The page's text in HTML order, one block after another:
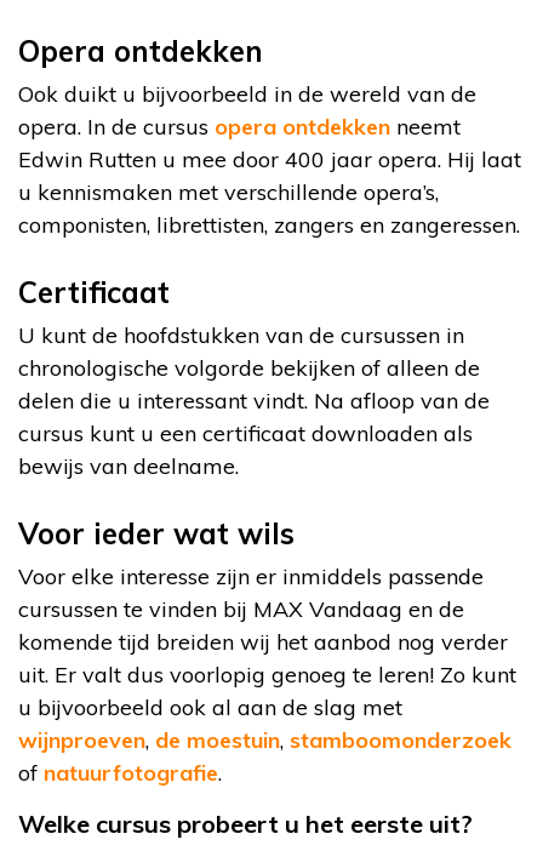
Opera ontdekken
Ook duikt u bijvoorbeeld in de wereld van de
opera. In de cursus opera ontdekken neemt
Edwin Rutten u mee door 400 jaar opera. Hij laat
u kennismaken met verschillende opera’s,
componisten, librettisten, zangers en zangeressen.
Certificaat
U kunt de hoofdstukken van de cursussen in
chronologische volgorde bekijken of alleen de
delen die u interessant vindt. Na afloop van de
cursus kunt u een certificaat downloaden als
bewijs van deelname.
Voor ieder wat wils
Voor elke interesse zijn er inmiddels passende
cursussen te vinden bij MAX Vandaag en de
komende tijd breiden wij het aanbod nog verder
uit. Er valt dus voorlopig genoeg te leren! Zo kunt
u bijvoorbeeld ook al aan de slag met
wijnproeven, de moestuin, stamboomonderzoek
of natuurfotografie.
Welke cursus probeert u het eerste uit?